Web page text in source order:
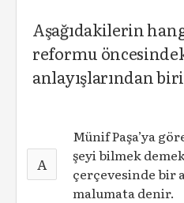
Aşağıdakilerin
reformu
anlayışlarından
A
Münif Paşa’ya
şeyi bilmek
çerçevesinde bir
malumata denir.